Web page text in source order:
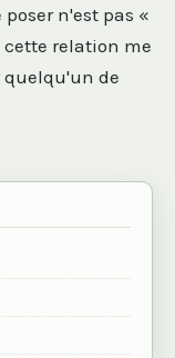
n'est pas «
relation me
quelqu'un de